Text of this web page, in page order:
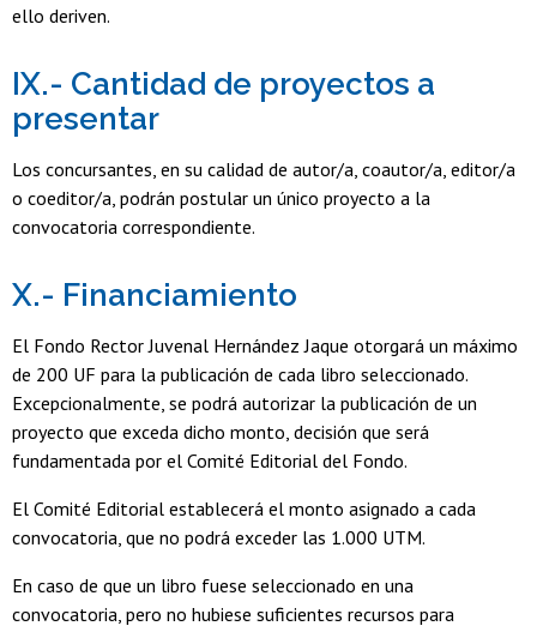
ello deriven.
IX.- Cantidad de proyectos a
presentar
Los concursantes, en su calidad de autor/a, coautor/a, editor/a
o coeditor/a, podrán postular un único proyecto a la
convocatoria correspondiente.
X.- Financiamiento
El Fondo Rector Juvenal Hernández Jaque otorgará un máximo
de 200 UF para la publicación de cada libro seleccionado.
Excepcionalmente, se podrá autorizar la publicación de un
proyecto que exceda dicho monto, decisión que será
fundamentada por el Comité Editorial del Fondo.
El Comité Editorial establecerá el monto asignado a cada
convocatoria, que no podrá exceder las 1.000 UTM.
En caso de que un libro fuese seleccionado en una
convocatoria, pero no hubiese suficientes recursos para